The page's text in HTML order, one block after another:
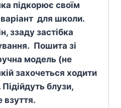
підкорює своїм
для школи.
ззаду застібка
Пошита зі
модель (не
захочеться ходити
Підійдуть блузи,
взуття.